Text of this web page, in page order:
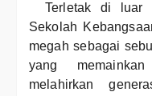
Terletak di luar
Sekolah
megah sebagai
yang
melahirkan